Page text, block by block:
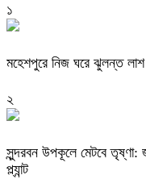
১
মহেশপুরে নিজ ঘরে ঝুলন্ত
২
সুন্দরবন উপকূলে মেটবে তৃষ্ণা:
প্ল্যান্ট